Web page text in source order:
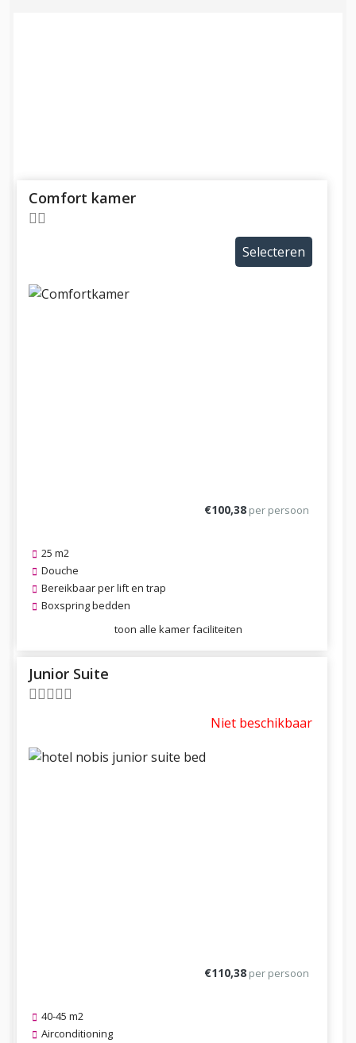
Comfort kamer
Selecteren
€100,38 per persoon
25 m2
Douche
Bereikbaar per lift en trap
Boxspring bedden
toon alle kamer faciliteiten
Junior Suite
Niet beschikbaar
€110,38 per persoon
40-45 m2
Airconditioning